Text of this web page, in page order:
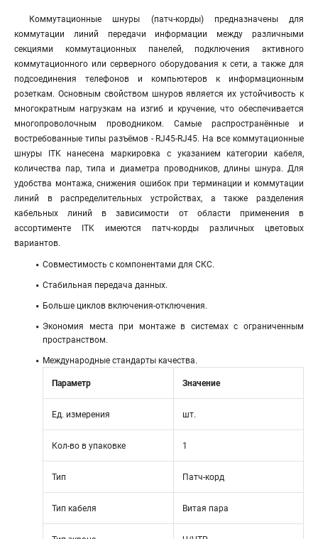
Коммутационные шнуры (патч-корды) предназначены для
коммутации линий передачи информации между различными
секциями коммутационных панелей, подключения активного
коммутационного или серверного оборудования к сети, а также для
подсоединения телефонов и компьютеров к информационным
розеткам. Основным свойством шнуров является их устойчивость к
многократным нагрузкам на изгиб и кручение, что обеспечивается
многопроволочным проводником. Самые распространённые и
востребованные типы разъёмов - RJ45-RJ45. На все коммутационные
шнуры ITK нанесена маркировка с указанием категории кабеля,
количества пар, типа и диаметра проводников, длины шнура. Для
удобства монтажа, снижения ошибок при терминации и коммутации
линий в распределительных устройствах, а также разделения
кабельных линий в зависимости от области применения в
ассортименте ITK имеются патч-корды различных цветовых
вариантов.
Совместимость с компонентами для СКС.
Стабильная передача данных.
Больше циклов включения-отключения.
Экономия места при монтаже в системах с ограниченным
пространством.
Международные стандарты качества.
Параметр Значение
Ед. измерения шт.
Кол-во в упаковке 1
Тип Патч-корд
Тип кабеля Витая пара